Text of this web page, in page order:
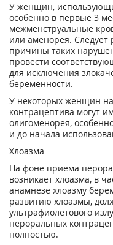
У женщин,
особенно в первые 3
межменструальные
или аменорея. Следует
причины таких
провести
для исключения
беременности.
У некоторых женщин
контрацептива могут
олигоменорея,
и до начала
Хлоазма
На фоне приема
возникает хлоазма, в
анамнезе хлоазму
развитию хлоазмы,
ультрафиолетового
пероральных
полностью.